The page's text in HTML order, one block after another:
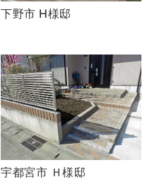
下野市 H様邸
宇都宮市 Ｈ様邸